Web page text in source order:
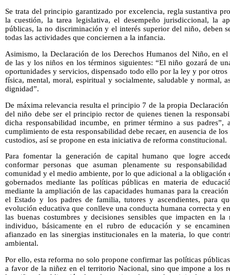
Se trata del principio garantizado por excelencia, regla sustantiva
la cuestión, la tarea legislativa, el desempeño jurisdiccional, la
públicas, la no discriminación y el interés superior del niño, deben
todas las actividades que conciernen a la infancia.
Asimismo, la Declaración de los Derechos Humanos del Niño, en
de las y los niños en los términos siguientes: “El niño gozará de
oportunidades y servicios, dispensado todo ello por la ley y por otros
física, mental, moral, espiritual y socialmente, saludable y normal,
dignidad”.
De máxima relevancia resulta el principio 7 de la propia
del niño debe ser el principio rector de quienes tienen la
dicha responsabilidad incumbe, en primer término a sus
cumplimiento de esta responsabilidad debe recaer, en ausencia de
custodios, así se propone en esta iniciativa de reforma constitucional.
Para fomentar la generación de capital humano que logre
conformar personas que asuman plenamente su
comunidad y el medio ambiente, por lo que adicional a la obligación
gobernados mediante las políticas públicas en materia de
mediante la ampliación de las capacidades humanas para la
el Estado y los padres de familia, tutores y ascendientes, para
evolución educativa que conlleve una conducta humana correcta y
las buenas costumbres y decisiones sensibles que impacten en
individuo, básicamente en el rubro de educación y se
afianzado en las sinergias institucionales en la materia, lo que
ambiental.
Por ello, esta reforma no solo propone confirmar las políticas
a favor de la niñez en el territorio Nacional, sino que impone a los